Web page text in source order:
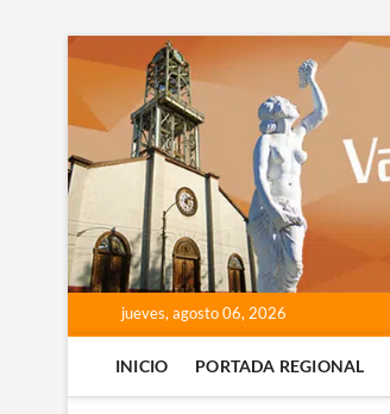
contenido
jueves, agosto 06, 2026
INICIO PORTADA REGIONAL